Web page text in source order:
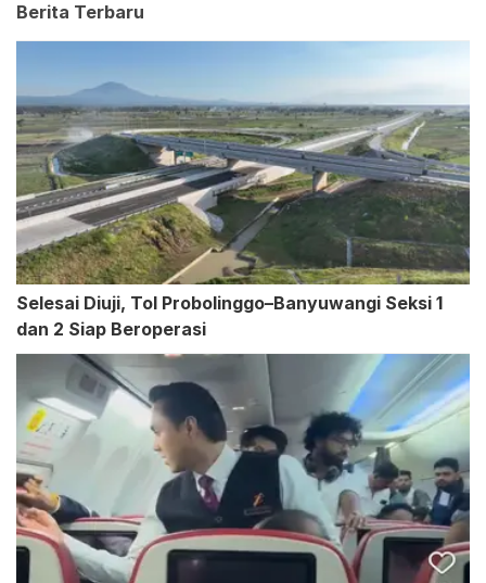
Berita Terbaru
Selesai Diuji, Tol Probolinggo–Banyuwangi Seksi 1
dan 2 Siap Beroperasi